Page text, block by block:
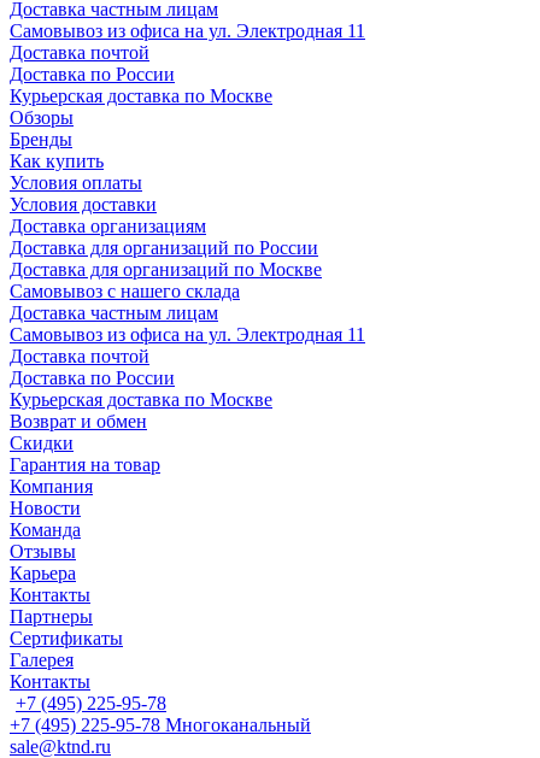
Доставка частным лицам
Самовывоз из офиса на ул. Электродная 11
Доставка почтой
Доставка по России
Курьерская доставка по Москве
Обзоры
Бренды
Как купить
Условия оплаты
Условия доставки
Доставка организациям
Доставка для организаций по России
Доставка для организаций по Москве
Самовывоз с нашего склада
Доставка частным лицам
Самовывоз из офиса на ул. Электродная 11
Доставка почтой
Доставка по России
Курьерская доставка по Москве
Возврат и обмен
Скидки
Гарантия на товар
Компания
Новости
Команда
Отзывы
Карьера
Контакты
Партнеры
Сертификаты
Галерея
Контакты
+7 (495) 225-95-78
+7 (495) 225-95-78 Многоканальный
sale@ktnd.ru